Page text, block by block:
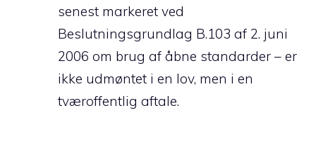
senest markeret ved
Beslutningsgrundlag B.103 af 2. juni
2006 om brug af åbne standarder – er
ikke udmøntet i en lov, men i en
tværoffentlig aftale.